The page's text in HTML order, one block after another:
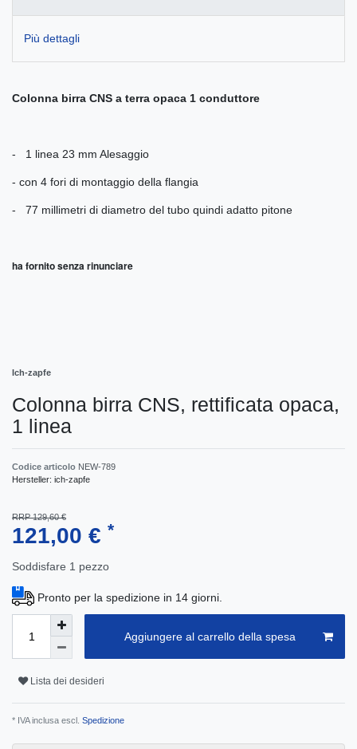
Più dettagli
Colonna birra CNS a terra opaca 1 conduttore
- 1 linea 23 mm Alesaggio
- con 4 fori di montaggio della flangia
- 77 millimetri di diametro del tubo quindi adatto pitone
ha fornito senza rinunciare
Ich-zapfe
Colonna birra CNS, rettificata opaca,
1 linea
Codice articolo NEW-789
Hersteller: ich-zapfe
RRP 129,60 €
121,00 € *
Soddisfare 1 pezzo
Pronto per la spedizione in 14 giorni.
Aggiungere al carrello della spesa
Lista dei desideri
* IVA inclusa escl. Spedizione